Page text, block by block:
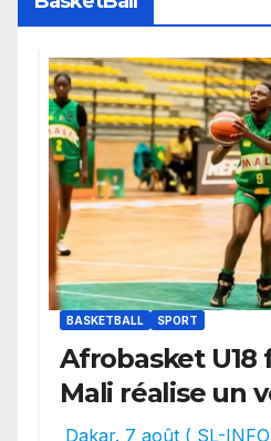
BASKETBALL SPORT
Afrobasket U18
Mali réalise un
festival offensif
Dakar. 7 août ( SL-